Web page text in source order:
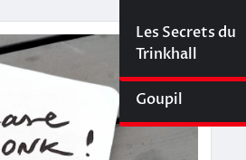
Les dossiers de
Cyberliège
Les Secrets du
Trinkhall
Goupil